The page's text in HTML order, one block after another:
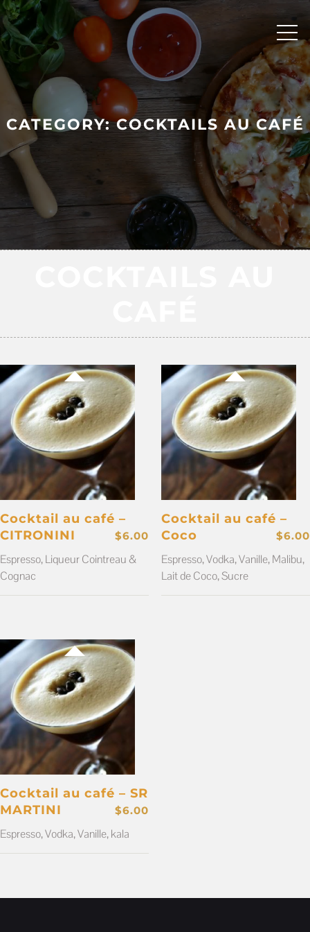
Skip
to
content
CATEGORY:COCKTAILS AU CAFÉ
Cocktail au café –
CITRONINI
$6.00
Espresso, Liqueur Cointreau &
Cognac
Cocktail au café –
Coco
$6.00
Espresso, Vodka, Vanille, Malibu,
Lait de Coco, Sucre
Cocktail au café – SR
MARTINI
$6.00
Espresso, Vodka,Vanille, kala